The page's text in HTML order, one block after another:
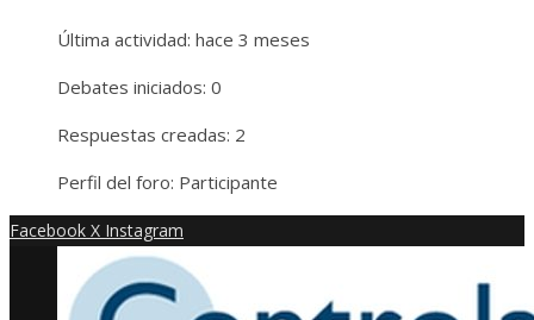
Última actividad: hace 3 meses
Debates iniciados: 0
Respuestas creadas: 2
Perfil del foro: Participante
Facebook X Instagram